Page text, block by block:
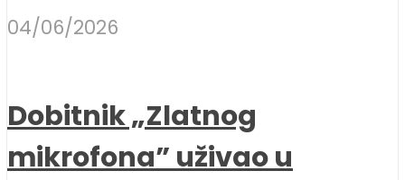
04/06/2026
Dobitnik „Zlatnog
mikrofona” uživao u